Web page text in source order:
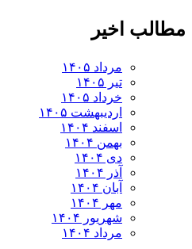
اخیر
مرداد ۱۴۰۵
تیر ۱۴۰۵
خرداد ۱۴۰۵
اردیبهشت ۱۴۰۵
اسفند ۱۴۰۴
بهمن ۱۴۰۴
دی ۱۴۰۴
آذر ۱۴۰۴
آبان ۱۴۰۴
مهر ۱۴۰۴
شهریور ۱۴۰۴
مرداد ۱۴۰۴